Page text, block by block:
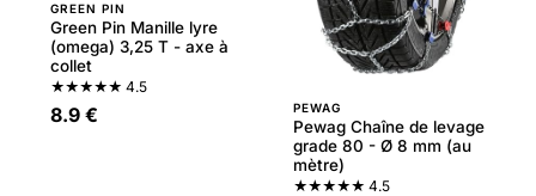
GREEN PIN
Green Pin Manille lyre
(omega) 3,25 T - axe à
collet
★★★★★ 4.5
8.9 € PEWAG
Pewag Chaîne de levage
grade 80 - Ø 8 mm (au
mètre)
★★★★★ 4.5